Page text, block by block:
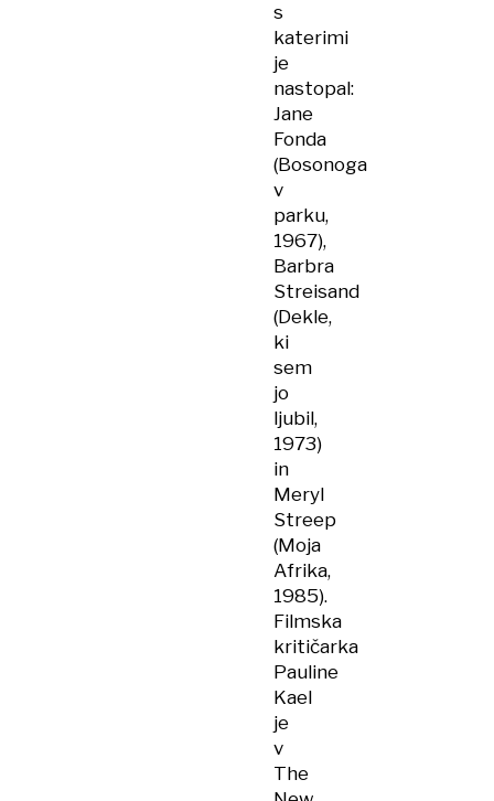
s
katerimi
je
nastopal:
Jane
Fonda
(Bosonoga
v
parku,
1967),
Barbra
Streisand
(Dekle,
ki
sem
jo
ljubil,
1973)
in
Meryl
Streep
(Moja
Afrika,
1985).
Filmska
kritičarka
Pauline
Kael
je
v
The